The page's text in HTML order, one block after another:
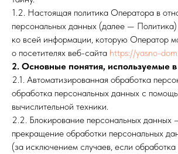
1.2. Настоящая политика Оператора в
персональных данных (далее — Политика)
ко всей информации, которую Оператор
о посетителях веб-сайта https://yasno-
2. Основные понятия, используемые
2.1. Автоматизированная обработка
обработка персональных данных с
вычислительной техники.
2.2. Блокирование персональных данных
прекращение обработки персональных
(за исключением случаев, если